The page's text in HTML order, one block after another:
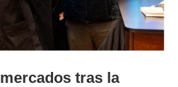
tras la